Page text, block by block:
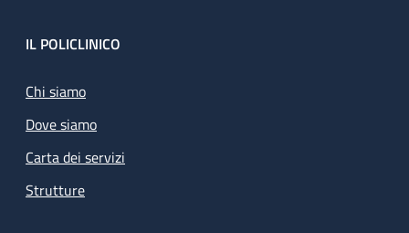
Footer
IL POLICLINICO
Chi siamo
Dove siamo
Carta dei servizi
Strutture